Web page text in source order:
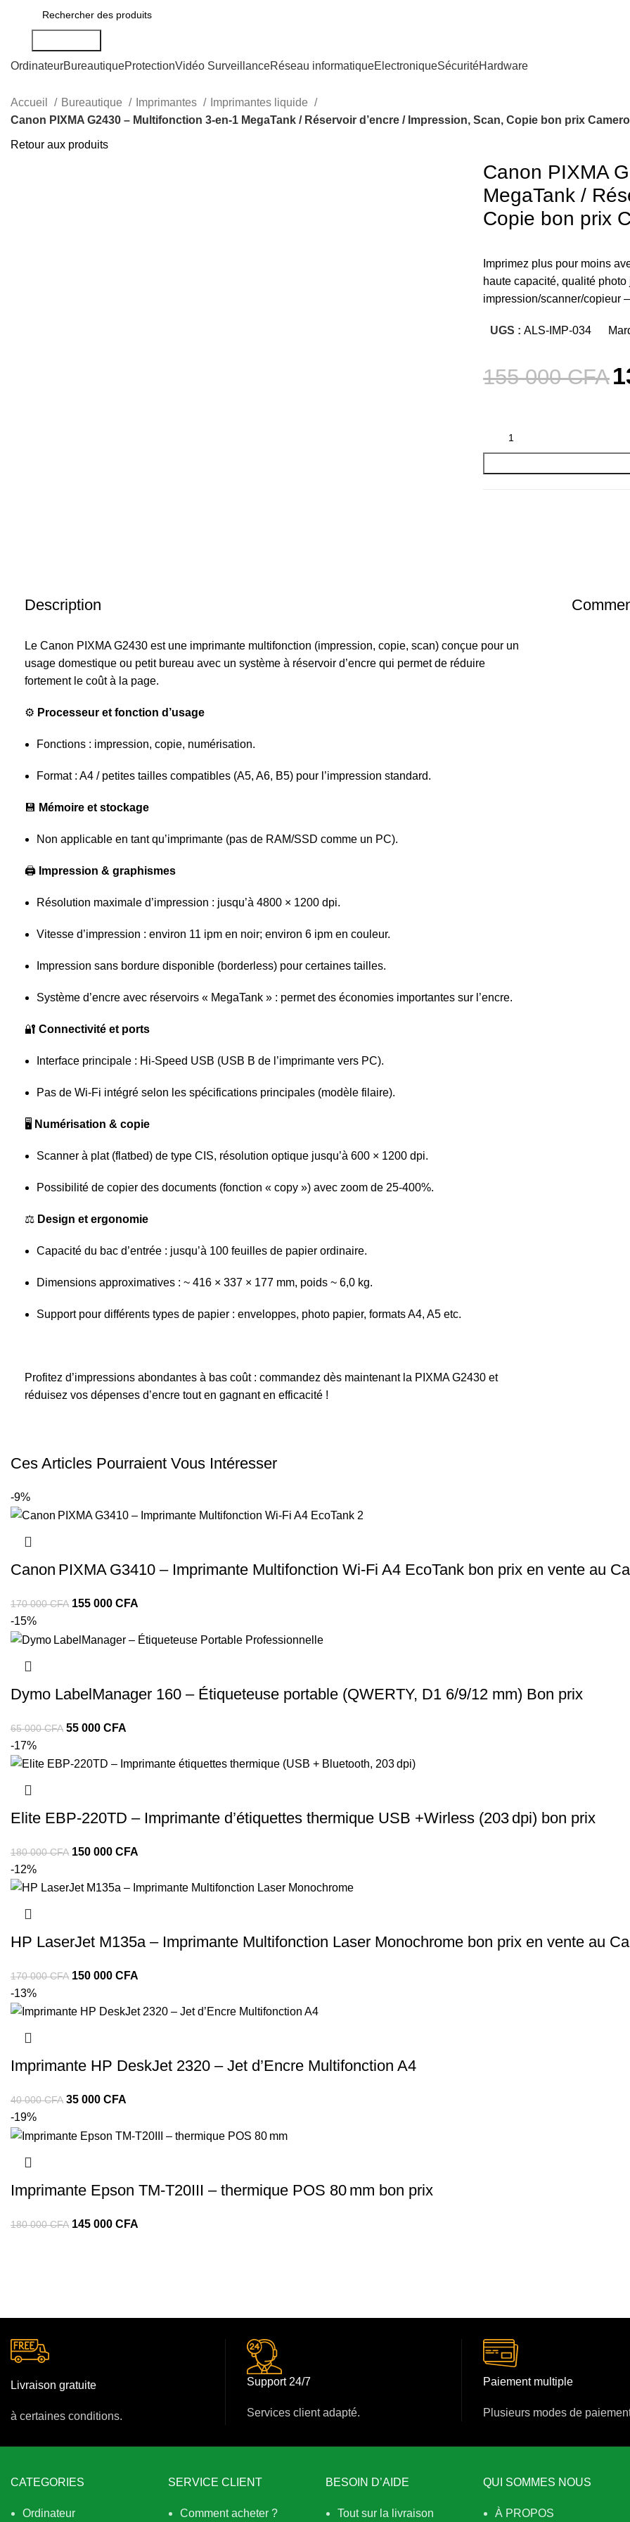
OrdinateurBureautiqueProtectionVidéo SurveillanceRéseau informatiqueElectroniqueSécuritéHardware
Accueil Bureautique Imprimantes
Imprimantes liquide
Canon PIXMA G2430 – Multifonction 3-en-1 MegaTank / Réservoir d’encre / Impression, Scan, Copie bon prix
Retour aux produits
Canon PIXMA
MegaTank /
Copie bon prix
Imprimez plus pour moins
haute capacité, qualité
impression/scanner/copieur
UGS : ALS-IMP-034
155 000CFA
Description
Le Canon PIXMA G2430 est une imprimante multifonction (impression, copie, scan) conçue pour un
usage domestique ou petit bureau avec un système à réservoir d’encre qui permet de réduire
fortement le coût à la page.
⚙️ Processeur et fonction d’usage
Fonctions : impression, copie, numérisation.
Format : A4 / petites tailles compatibles (A5, A6, B5) pour l’impression standard.
💾 Mémoire et stockage
Non applicable en tant qu’imprimante (pas de RAM/SSD comme un PC).
🖨️ Impression & graphismes
Résolution maximale d’impression : jusqu’à 4800 × 1200 dpi.
Vitesse d’impression : environ 11 ipm en noir; environ 6 ipm en couleur.
Impression sans bordure disponible (borderless) pour certaines tailles.
Système d’encre avec réservoirs « MegaTank » : permet des économies importantes sur l’encre.
🔐 Connectivité et ports
Interface principale : Hi-Speed USB (USB B de l’imprimante vers PC).
Pas de Wi-Fi intégré selon les spécifications principales (modèle filaire).
🖥️ Numérisation & copie
Scanner à plat (flatbed) de type CIS, résolution optique jusqu’à 600 × 1200 dpi.
Possibilité de copier des documents (fonction « copy ») avec zoom de 25-400%.
⚖️ Design et ergonomie
Capacité du bac d’entrée : jusqu’à 100 feuilles de papier ordinaire.
Dimensions approximatives : ~ 416 × 337 × 177 mm, poids ~ 6,0 kg.
Support pour différents types de papier : enveloppes, photo papier, formats A4, A5 etc.
Profitez d’impressions abondantes à bas coût : commandez dès maintenant la PIXMA G2430 et
réduisez vos dépenses d’encre tout en gagnant en efficacité !
Ces Articles Pourraient Vous Intéresser
-9%
Canon PIXMA G3410 – Imprimante Multifonction Wi‑Fi A4 EcoTank bon prix en vente au
170 000CFA 155 000 CFA
-15%
Dymo LabelManager 160 – Étiqueteuse portable (QWERTY, D1 6/9/12 mm) Bon prix
65 000CFA 55 000 CFA
-17%
Elite EBP‑220TD – Imprimante d’étiquettes thermique USB +Wirless (203 dpi) bon prix
180 000CFA 150 000 CFA
-12%
HP LaserJet M135a – Imprimante Multifonction Laser Monochrome bon prix en vente au
170 000CFA 150 000 CFA
-13%
Imprimante HP DeskJet 2320 – Jet d’Encre Multifonction A4
40 000CFA 35 000 CFA
-19%
Imprimante Epson TM-T20III – thermique POS 80 mm bon prix
180 000CFA 145 000 CFA
Livraison gratuite
à certaines conditions.
Support 24/7
Services client adapté.
Paiement multiple
Plusieurs modes de
CATEGORIES
Ordinateur
SERVICE CLIENT
Comment acheter ?
BESOIN D’AIDE
Tout sur la livraison
QUI SOMMES NOUS
À PROPOS